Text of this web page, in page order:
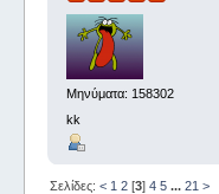
Μηνύματα: 158302
kk
Σελίδες: < 1 2[3] 4 5 ... 21 >